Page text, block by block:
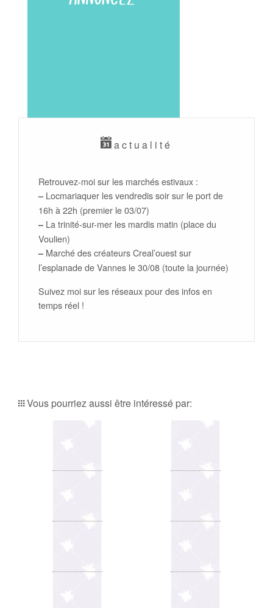
actualité
Retrouvez-moi sur les marchés estivaux :
– Locmariaquer les vendredis soir sur le port de
16h à 22h (premier le 03/07)
– La trinité-sur-mer les mardis matin (place du
Voulien)
– Marché des créateurs Creal’ouest sur
l’esplanade de Vannes le 30/08 (toute la journée)
Suivez moi sur les réseaux pour des infos en
temps réel !
Vous pourriez aussi être intéressé par: